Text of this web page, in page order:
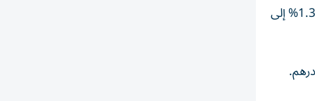
وارتفعت في التكنولوجيا أسهم ألف للتعليم 3.6% إلى 1.03 درهم، مقابل نزول فينكس كروب 1.58% إلى 0.69 درهم وألفا داتا 1.35% إلى
وفي الطاقة، ارتفعت أسهم أدنوك للتوزيع 0.5% إلى 4 دراهم وإن إم دي سي إنيرجي 0.3% إلى 3 دراهم ودانة غاز 0.1% إلى 0.94 درهم.